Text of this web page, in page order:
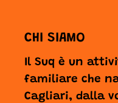
CHI SIAMO
Il Suq è un
familiare che
Cagliari, dalla